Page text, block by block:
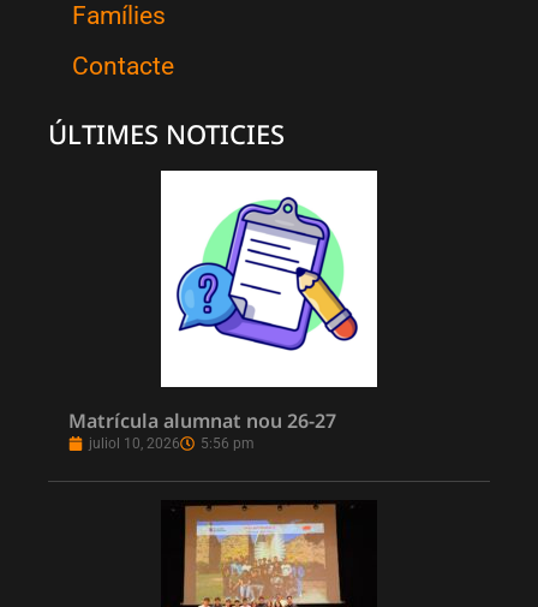
Famílies
Contacte
ÚLTIMES NOTICIES
Matrícula alumnat nou 26-27
juliol 10, 2026 5:56 pm